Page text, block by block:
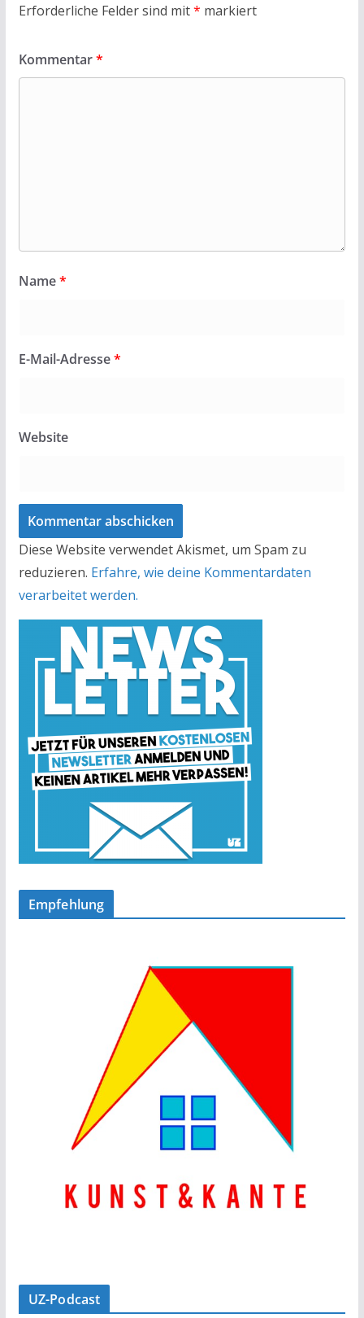
Erforderliche Felder sind mit* markiert
Kommentar*
Name*
E-Mail-Adresse*
Website
Diese Website verwendet Akismet, um Spam zu
reduzieren. Erfahre, wie deine Kommentardaten
verarbeitet werden.
Empfehlung
UZ-Podcast